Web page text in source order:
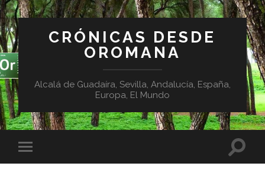
CRÓNICAS DESDE
OROMANA
Alcalá de Guadaíra, Sevilla, Andalucía, España,
Europa, El Mundo